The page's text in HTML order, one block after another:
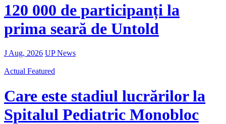
120 000 de participanți la
prima seară de Untold
J Aug, 2026 UP News
Actual Featured
Care este stadiul lucrărilor la
Spitalul Pediatric Monobloc